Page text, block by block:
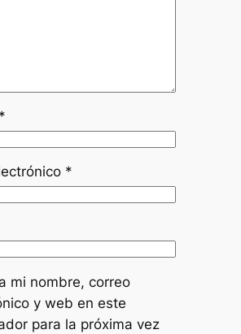
*
*
mi nombre, correo
y web en este
para la próxima vez